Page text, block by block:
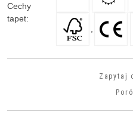
Cechy
tapet:
Zapytaj